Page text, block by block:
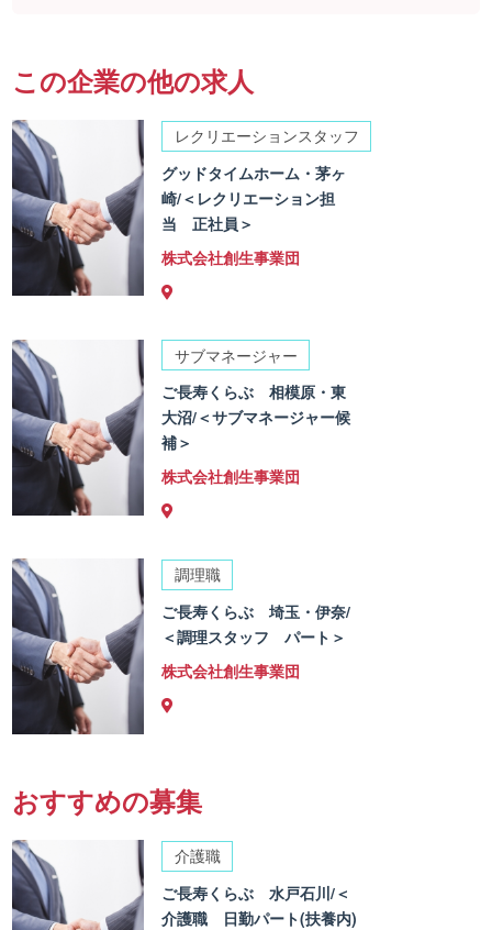
この企業の他の求人
レクリエーションスタッフ
グッドタイムホーム・茅ヶ
崎/＜レクリエーション担
当 正社員＞
株式会社創生事業団
サブマネージャー
ご長寿くらぶ 相模原・東
大沼/＜サブマネージャー候
補＞
株式会社創生事業団
調理職
ご長寿くらぶ 埼玉・伊奈/
＜調理スタッフ パート＞
株式会社創生事業団
おすすめの募集
介護職
ご長寿くらぶ 水戸石川/＜
介護職 日勤パート(扶養内)